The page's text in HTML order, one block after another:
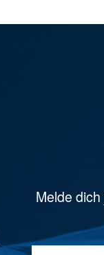
Melde